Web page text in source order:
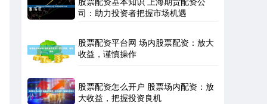
司：助力投资者把握市场机遇
股票配资平台网 场内股票配资：放大
收益，谨慎操作
股票配资怎么开户 股票场内配资：放
大收益，把握投资良机